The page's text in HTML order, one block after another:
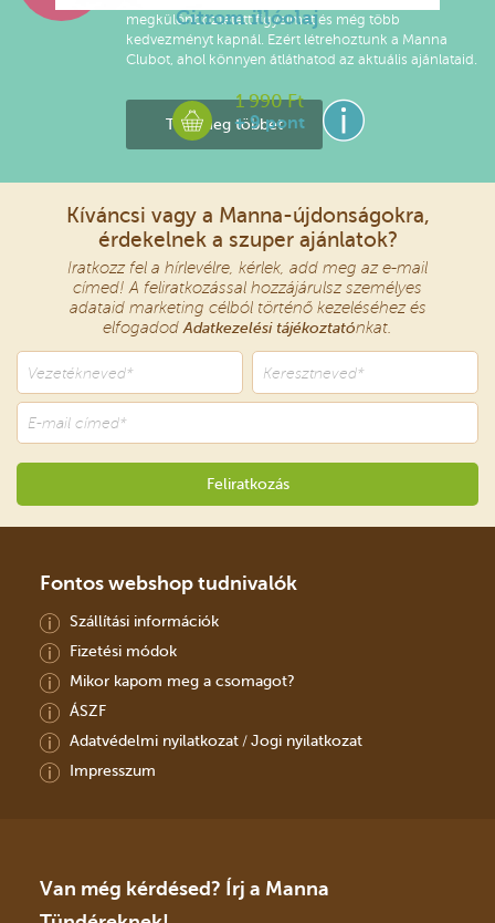
Citrom illóolaj
1 990 Ft
+ 9 pont
megkülönböztetett figyelmet és még több
kedvezményt kapnál. Ezért létrehoztunk a Manna
Clubot, ahol könnyen átláthatod az aktuális ajánlataid.
Tudj meg többet
Kíváncsi vagy a Manna-újdonságokra,
érdekelnek a szuper ajánlatok?
Iratkozz fel a hírlevélre, kérlek, add meg az e-mail
címed! A feliratkozással hozzájárulsz személyes
adataid marketing célból történő kezeléséhez és
elfogadodAdatkezelési tájékoztatónkat.
Fontos webshop tudnivalók
Szállítási információk
Fizetési módok
Mikor kapom meg a csomagot?
ÁSZF
Adatvédelmi nyilatkozat/ Jogi nyilatkozat
Impresszum
Van még kérdésed? Írj a Manna